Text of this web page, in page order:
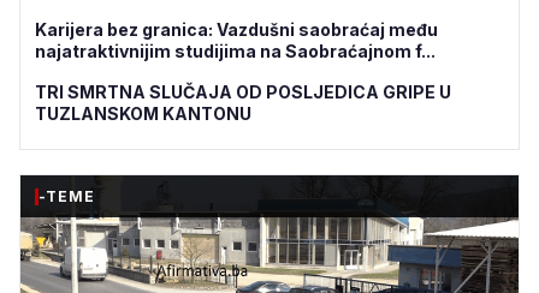
Karijera bez granica: Vazdušni saobraćaj među
najatraktivnijim studijima na Saobraćajnom f...
TRI SMRTNA SLUČAJA OD POSLJEDICA GRIPE U
TUZLANSKOM KANTONU
-TEME